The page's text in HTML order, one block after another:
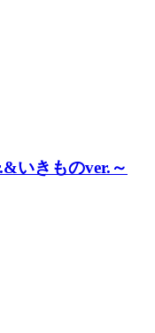
いきものver.～